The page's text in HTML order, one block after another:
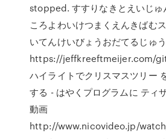
stopped. すすりなきとえいじゅ
ころよわいけつまくえんきばむ
いてんけいびょうおだてるじゅ
https://jeffkreeftmeijer.com/
ハイライトでクリスマスツリー
する - はやくプログラムに ティ
動画
http://www.nicovideo.jp/